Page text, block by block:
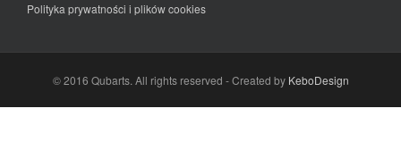
Polityka prywatności i plików cookies
© 2016 Qubarts. All rights reserved - Created by KeboDesign